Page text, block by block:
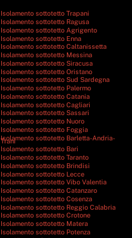
Isolamento sottotetto Trapani
Isolamento sottotetto Ragusa
Isolamento sottotetto Agrigento
Isolamento sottotetto Enna
Isolamento sottotetto Caltanissetta
Isolamento sottotetto Messina
Isolamento sottotetto Siracusa
Isolamento sottotetto Oristano
Isolamento sottotetto Sud Sardegna
Isolamento sottotetto Palermo
Isolamento sottotetto Catania
Isolamento sottotetto Cagliari
Isolamento sottotetto Sassari
Isolamento sottotetto Nuoro
Isolamento sottotetto Foggia
Isolamento sottotetto Barletta-Andria-
Trani
Isolamento sottotetto Bari
Isolamento sottotetto Taranto
Isolamento sottotetto Brindisi
Isolamento sottotetto Lecce
Isolamento sottotetto Vibo Valentia
Isolamento sottotetto Catanzaro
Isolamento sottotetto Cosenza
Isolamento sottotetto Reggio Calabria
Isolamento sottotetto Crotone
Isolamento sottotetto Matera
Isolamento sottotetto Potenza